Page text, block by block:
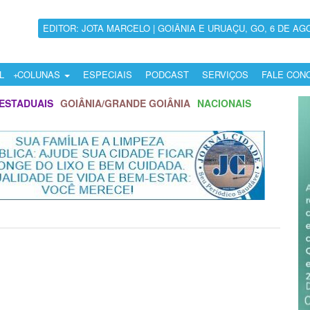
EDITOR: JOTA MARCELO | GOIÂNIA E URUAÇU, GO, 6 DE
COLUNAS ESPECIAIS PODCAST SERVIÇOS FALE
GOIÂNIA/GRANDE GOIÂNIA NACIONAIS